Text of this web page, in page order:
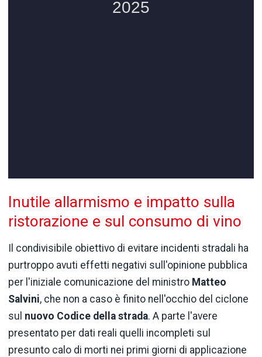
Inutile allarmismo e impatto sulla
ristorazione e sul consumo di vino
Il condivisibile obiettivo di evitare incidenti stradali ha
purtroppo avuti effetti negativi sull'opinione pubblica
per l'iniziale comunicazione del ministro Matteo
Salvini, che non a caso è finito nell'occhio del ciclone
sul nuovo Codice della strada. A parte l'avere
presentato per dati reali quelli incompleti sul
presunto calo di morti nei primi giorni di applicazione